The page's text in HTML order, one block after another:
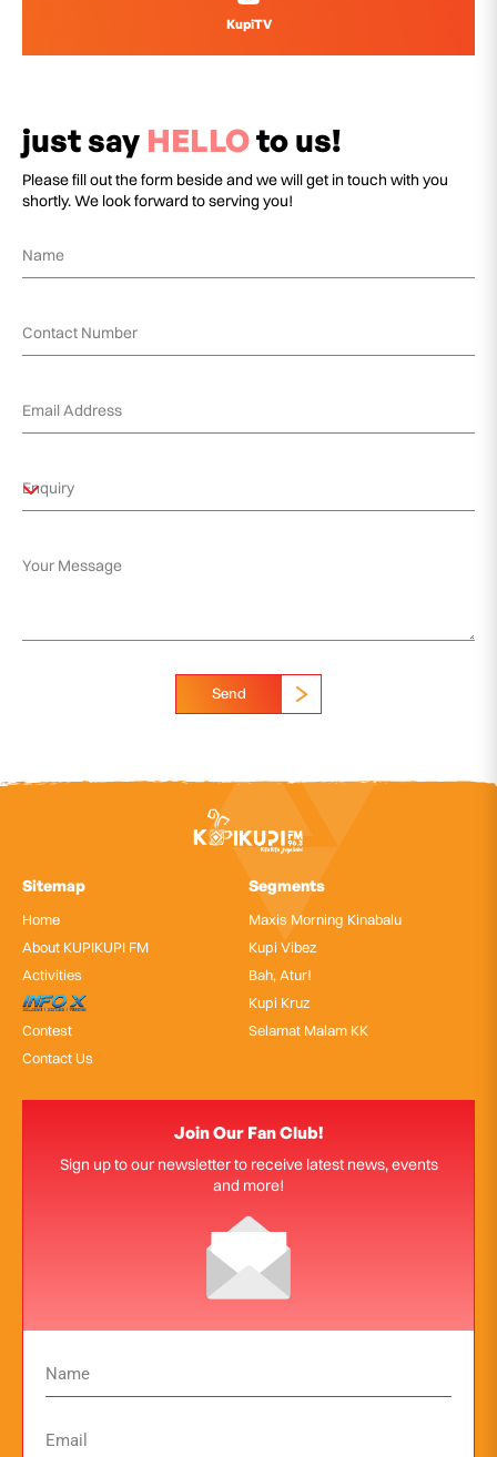
KupiTV
just say HELLOto us!
Please fill out the form beside and we will get in touch with you
shortly. We look forward to serving you!
Send
Sitemap
Home
About KUPIKUPI FM
Activities
InfoX
Contest
Contact Us
Segments
Maxis Morning Kinabalu
Kupi Vibez
Bah, Atur!
Kupi Kruz
Selamat Malam KK
Join Our Fan Club!
Sign up to our newsletter to receive latest news, events
and more!